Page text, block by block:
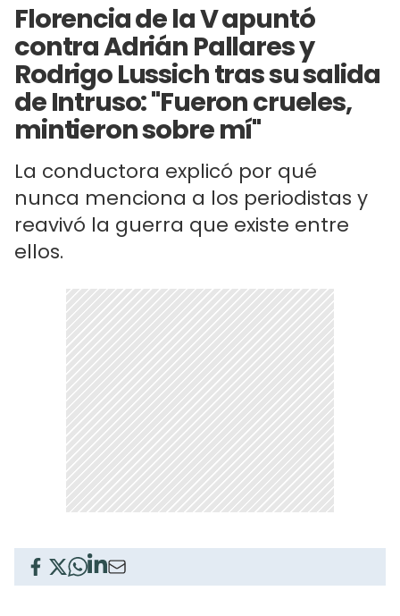
Florencia de la V apuntó
contra Adrián Pallares y
Rodrigo Lussich tras su salida
de Intruso: "Fueron crueles,
mintieron sobre mí"
La conductora explicó por qué
nunca menciona a los periodistas y
reavivó la guerra que existe entre
ellos.